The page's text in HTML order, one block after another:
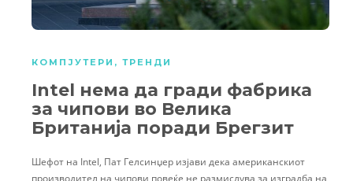
КОМПЈУТЕРИ , ТРЕНДИ
Intel нема да гради фабрика
за чипови во Велика
Британија поради Брегзит
Шефот на Intel, Пат Гелсинџер изјави дека американскиот
производител на чипови повеќе не размислува за изградба на